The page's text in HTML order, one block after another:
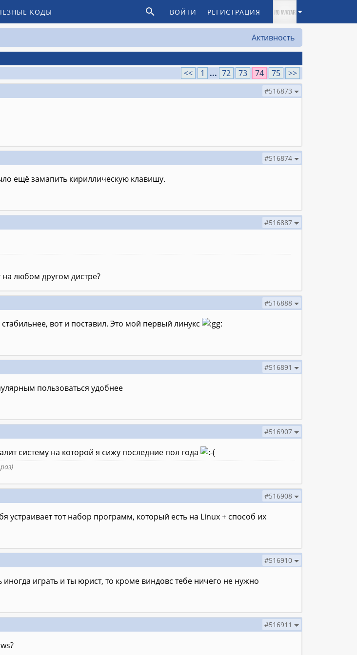
КОДЫ ВОЙТИ РЕГИСТРАЦИЯ
Активность
<<
1 ... 72 73 74 75 >>
#516873
#516874
ещё замапить кириллическую клавишу.
#516887
на любом другом дистре?
#516888
вот и поставил. Это мой первый линукс
#516891
пользоваться удобнее
#516907
систему на которой я сижу последние пол года
#516908
устраивает тот набор программ, который есть на Linux + способ их
#516910
играть и ты юрист, то кроме виндовс тебе ничего не нужно
#516911